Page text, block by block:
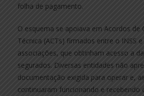
folha de pagamento.
O esquema se apoiava em Acordos de
Técnica (ACTs) firmados entre o INSS e
associações, que obtinham acesso a
segurados. Diversas entidades não
documentação exigida para operar e,
continuaram funcionando e recebendo